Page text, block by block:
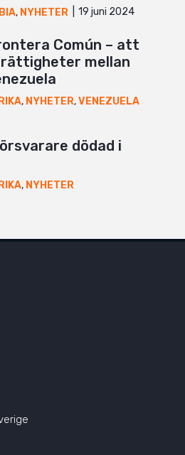
, NYHETER 19 juni 2024
Común – att
mellan
, NYHETER,VENEZUELA
dödad i
, NYHETER